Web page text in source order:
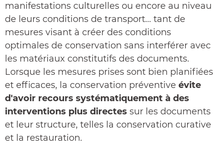
manifestations culturelles ou encore au niveau
de leurs conditions de transport... tant de
mesures visant à créer des conditions
optimales de conservation sans interférer avec
les matériaux constitutifs des documents.
Lorsque les mesures prises sont bien planifiées
et efficaces, la conservation préventive évite
d'avoir recours systématiquement à des
interventions plus directes sur les documents
et leur structure, telles la conservation curative
et la restauration.